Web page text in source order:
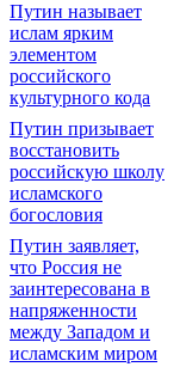
Путин называет
ислам ярким
элементом
российского
культурного кода
Путин призывает
восстановить
российскую школу
исламского
богословия
Путин заявляет,
что Россия не
заинтересована в
напряженности
между Западом и
исламским миром